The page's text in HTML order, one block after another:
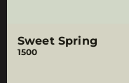
Sweet Spring
1500